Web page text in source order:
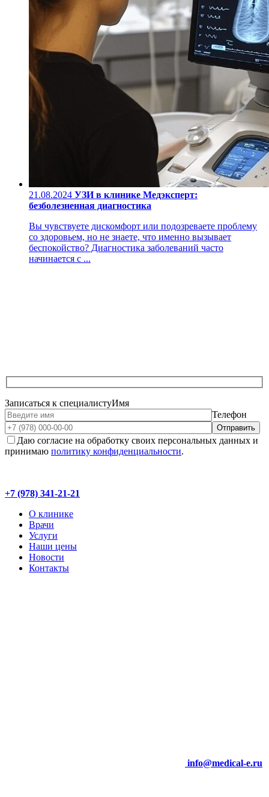
21.08.2024 УЗИ в клинике Медэксперт:
безболезненная диагностика
Вы чувствуете дискомфорт или подозреваете проблему
со здоровьем, но не знаете, что именно вызывает
беспокойство? Диагностика заболеваний часто
начинается с ...
Записаться к специалистуИмя
Телефон
Даю согласие на обработку своих персональных данных и
принимаю политику конфиденциальности.
+7 (978) 341-21-21
О клинике
Врачи
Услуги
Наши цены
Новости
Контакты
info@medical-e.ru